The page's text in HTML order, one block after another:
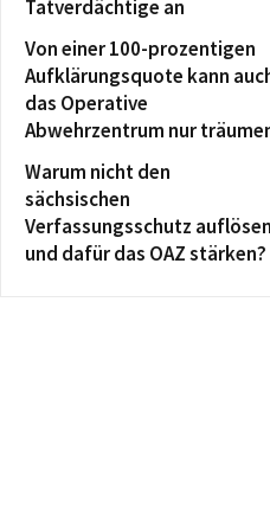
Tatverdächtige an
Von einer 100-prozentigen
Aufklärungsquote kann
das Operative
Abwehrzentrum nur
Warum nicht den
sächsischen
Verfassungsschutz auflösen
und dafür das OAZ stärken?